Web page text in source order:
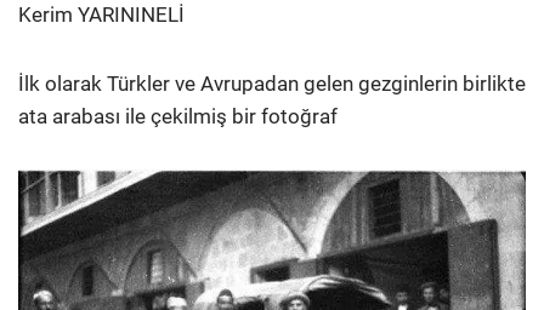
Kerim YARININELİ
İlk olarak Türkler ve Avrupadan gelen gezginlerin birlikte
ata arabası ile çekilmiş bir fotoğraf